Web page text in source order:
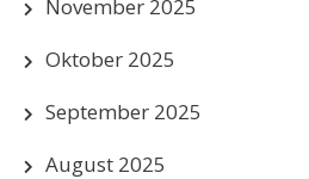
November 2025
Oktober 2025
September 2025
August 2025